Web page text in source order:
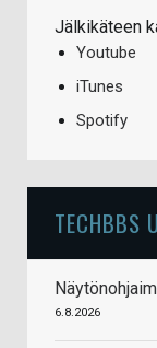
Jälkikäteen
Youtube
iTunes
Spotify
TECHBBS
6.8.2026